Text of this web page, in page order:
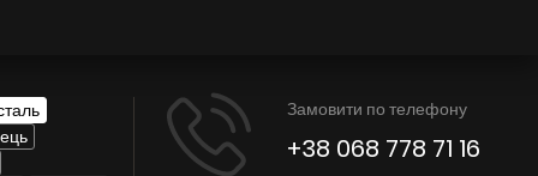
Сервіс
Замовити по телефону
+38 068 778 71 16